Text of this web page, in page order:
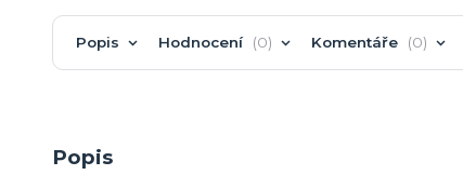
Popis Hodnocení 0 Komentáře 0
Popis